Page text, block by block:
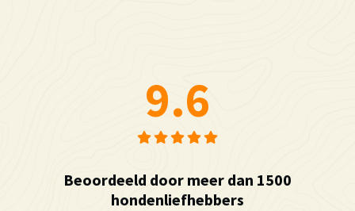
9.6
Beoordeeld door meer dan 1500
hondenliefhebbers